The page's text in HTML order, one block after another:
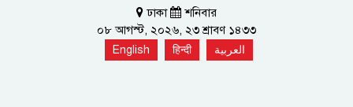
ঢাকা
শনিবার
০৮ আগস্ট, ২০২৬, ২৩ শ্রাবণ ১৪৩৩
English हिन्दी العربية